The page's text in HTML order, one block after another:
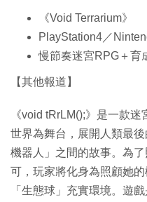
《Void Terrarium》
PlayStation4／
慢節奏迷宮RPG＋育
【其他報道】
《void tRrLM();》是一款
世界為舞台，展開人類最
機器人」之間的故事。為
可，玩家將化身為照顧她
「生態球」充實環境。遊